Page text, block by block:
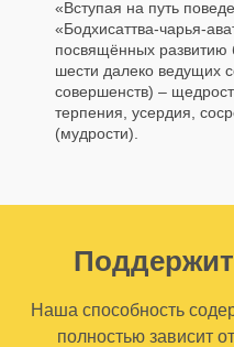
«Вступая на путь
«Бодхисаттва-чарья-
посвящённых развитию
шести далеко ведущих
совершенств) –
терпения, усердия,
(мудрости).
Наша способность
полностью зависит